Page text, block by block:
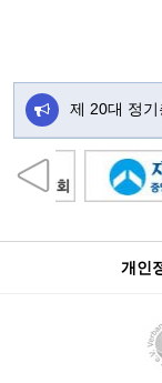
제 20대 정
개인